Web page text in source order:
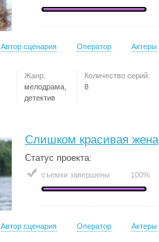
Автор сценария Оператор Актеры
Жанр:
мелодрама,
детектив
Количество серий:
8
Слишком красивая жена
Статус проекта:
съемки завершены 100%
Автор сценария Оператор Актеры